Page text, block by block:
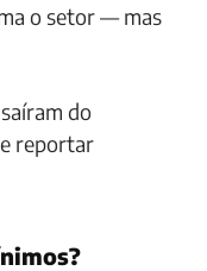
o setor — mas
do
reportar